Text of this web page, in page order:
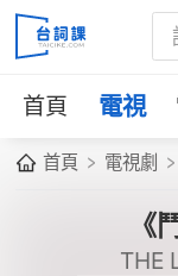
首頁 電視
首頁 電視劇
《
THE